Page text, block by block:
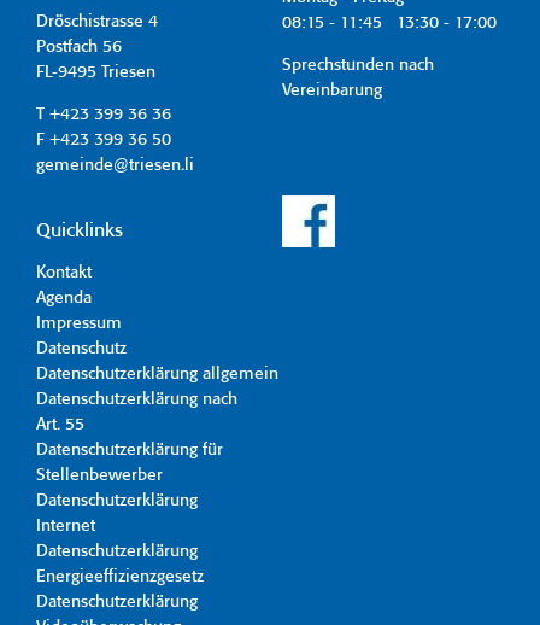
Dröschistrasse 4
Postfach 56
FL-9495 Triesen
T +423 399 36 36
F +423 399 36 50
gemeinde@triesen.li
08:15 - 11:45 13:30 - 17:00
Sprechstunden nach
Vereinbarung
Quicklinks
Kontakt
Agenda
Impressum
Datenschutz
Datenschutzerklärung allgemein
Datenschutzerklärung nach
Art. 55
Datenschutzerklärung für
Stellenbewerber
Datenschutzerklärung
Internet
Datenschutzerklärung
Energieeffizienzgesetz
Datenschutzerklärung